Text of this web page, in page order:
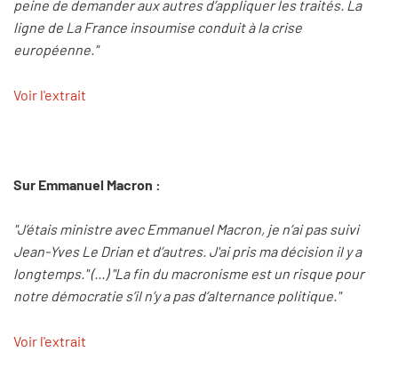
peine de demander aux autres d’appliquer les traités. La
ligne de La France insoumise conduit à la crise
européenne."
Voir l'extrait
Sur Emmanuel Macron :
"J’étais ministre avec Emmanuel Macron, je n’ai pas suivi
Jean-Yves Le Drian et d’autres. J'ai pris ma décision il y a
longtemps." (...) "La fin du macronisme est un risque pour
notre démocratie s’il n’y a pas d’alternance politique."
Voir l'extrait